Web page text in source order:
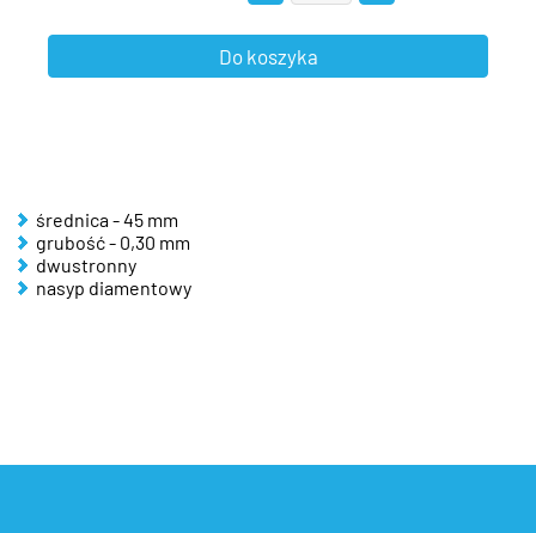
średnica - 45 mm
grubość - 0,30 mm
dwustronny
nasyp diamentowy